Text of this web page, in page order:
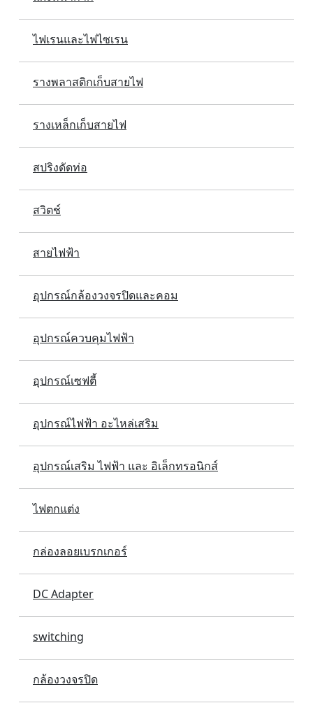
ไฟเรนและไฟไซเรน
รางพลาสติกเก็บสายไฟ
รางเหล็กเก็บสายไฟ
สปริงดัดท่อ
สวิตช์
สายไฟฟ้า
อุปกรณ์กล้องวงจรปิดและคอม
อุปกรณ์ควบคุมไฟฟ้า
อุปกรณ์เซฟตี้
อุปกรณ์ไฟฟ้า อะไหล่เสริม
อุปกรณ์เสริม ไฟฟ้า และ อิเล็กทรอนิกส์
ไฟตกแต่ง
กล่องลอยเบรกเกอร์
DC Adapter
switching
กล้องวงจรปิด